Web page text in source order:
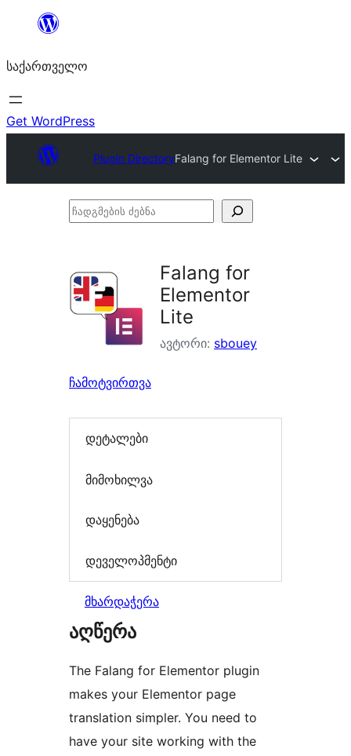
შიგთავსზე
საქართველო
Get WordPress
Plugin DirectoryFalang for Elementor Lite
ჩადგმების
Falang for
Elementor
Lite
ავტორი: sbouey
ჩამოტვირთვა
დეტალები
მიმოხილვა
დაყენება
დეველოპმენტი
მხარდაჭერა
აღწერა
The Falang for Elementor plugin
makes your Elementor page
translation simpler. You need to
have your site working with the